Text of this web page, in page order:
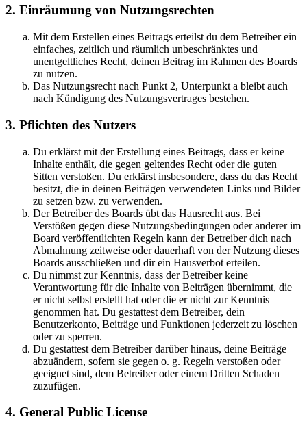
2. Einräumung von Nutzungsrechten
Mit dem Erstellen eines Beitrags erteilst du dem Betreiber ein
einfaches, zeitlich und räumlich unbeschränktes und
unentgeltliches Recht, deinen Beitrag im Rahmen des Boards
zu nutzen.
Das Nutzungsrecht nach Punkt 2, Unterpunkt a bleibt auch
nach Kündigung des Nutzungsvertrages bestehen.
3. Pflichten des Nutzers
Du erklärst mit der Erstellung eines Beitrags, dass er keine
Inhalte enthält, die gegen geltendes Recht oder die guten
Sitten verstoßen. Du erklärst insbesondere, dass du das Recht
besitzt, die in deinen Beiträgen verwendeten Links und Bilder
zu setzen bzw. zu verwenden.
Der Betreiber des Boards übt das Hausrecht aus. Bei
Verstößen gegen diese Nutzungsbedingungen oder anderer im
Board veröffentlichten Regeln kann der Betreiber dich nach
Abmahnung zeitweise oder dauerhaft von der Nutzung dieses
Boards ausschließen und dir ein Hausverbot erteilen.
Du nimmst zur Kenntnis, dass der Betreiber keine
Verantwortung für die Inhalte von Beiträgen übernimmt, die
er nicht selbst erstellt hat oder die er nicht zur Kenntnis
genommen hat. Du gestattest dem Betreiber, dein
Benutzerkonto, Beiträge und Funktionen jederzeit zu löschen
oder zu sperren.
Du gestattest dem Betreiber darüber hinaus, deine Beiträge
abzuändern, sofern sie gegen o. g. Regeln verstoßen oder
geeignet sind, dem Betreiber oder einem Dritten Schaden
zuzufügen.
4. General Public License